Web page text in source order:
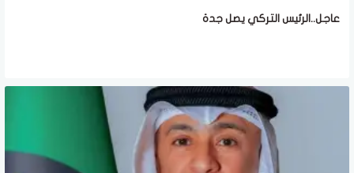
عاجل..الرئيس التركي يصل جدة